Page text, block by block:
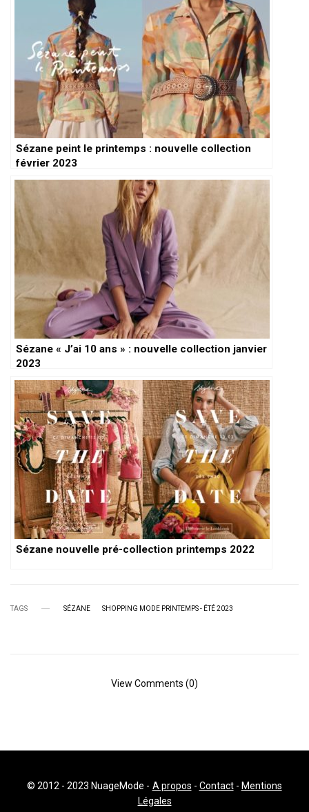
Sézane peint le printemps : nouvelle collection
février 2023
Sézane « J’ai 10 ans » : nouvelle collection janvier
2023
Sézane nouvelle pré-collection printemps 2022
TAGS SÉZANE SHOPPING MODE PRINTEMPS - ÉTÉ 2023
View Comments (0)
© 2012 - 2023 NuageMode - A propos - Contact- Mentions
Légales